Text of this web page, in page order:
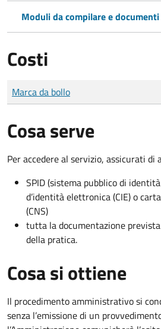
Moduli da compilare e
Costi
Tipo di pagamento
Importo
Marca da bollo
Cosa serve
Per accedere al servizio, assicurati di
SPID (sistema pubblico di
d’identità elettronica (CIE) o
(CNS)
tutta la documentazione
della pratica.
Cosa si ottiene
Il procedimento amministrativo si
senza l’emissione di un